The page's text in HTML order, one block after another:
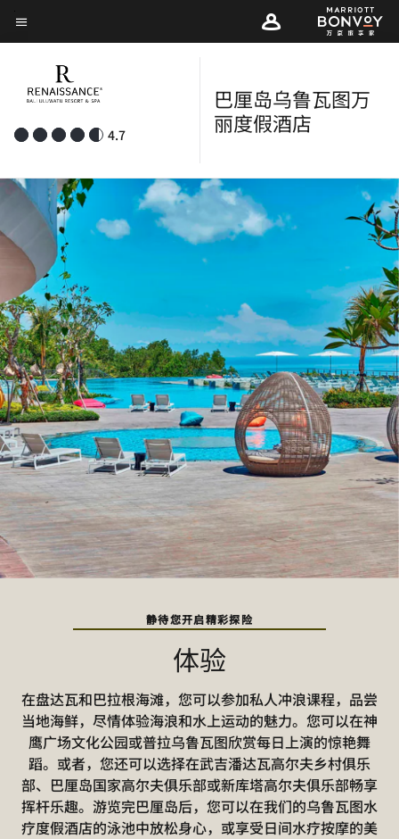
Skip
to
content
菜单文本
4.7
巴厘岛乌鲁瓦图万
丽度假酒店
静待您开启精彩探险
体验
在盘达瓦和巴拉根海滩，您可以参加私人冲浪课程，品尝
当地海鲜，尽情体验海浪和水上运动的魅力。您可以在神
鹰广场文化公园或普拉乌鲁瓦图欣赏每日上演的惊艳舞
蹈。或者，您还可以选择在武吉潘达瓦高尔夫乡村俱乐
部、巴厘岛国家高尔夫俱乐部或新库塔高尔夫俱乐部畅享
挥杆乐趣。游览完巴厘岛后，您可以在我们的乌鲁瓦图水
疗度假酒店的泳池中放松身心，或享受日间水疗按摩的美